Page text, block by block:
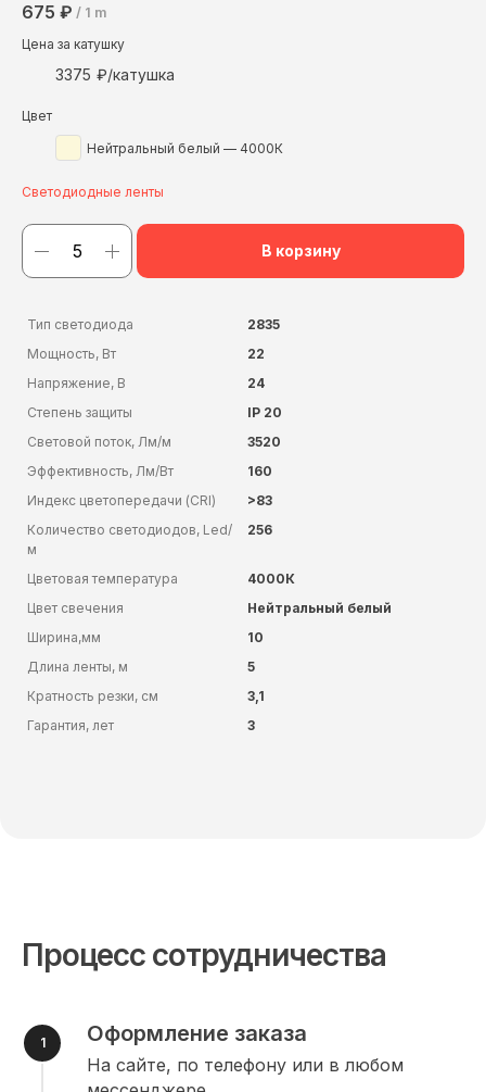
675 ₽ / 1 m
Цена за катушку
3375
Цвет
Нейтральный белый — 4000К
Светодиодные ленты
В корзину
Тип светодиода
2835
Мощность, Вт
22
Напряжение, В
24
Степень защиты
IP 20
Световой поток, Лм/м
3520
Эффективность, Лм/Вт
160
Индекс цветопередачи (CRI)
>83
Количество светодиодов, Led/
м
256
Цветовая температура
4000К
Цвет свечения
Нейтральный белый
Ширина,мм
10
Длина ленты, м
5
Кратность резки, см
3,1
Гарантия, лет
3
Процесс сотрудничества
Оформление заказа
На сайте, по телефону или в любом